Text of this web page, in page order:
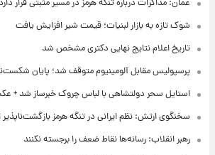
عمان: مذاکرات درباره تنگه هرمز در مسیر مثبتی قرار
شوک تازه به بازار لبنیات؛ قیمت شیر افزایش یافت
تاریخ اعلام نتایج نهایی دکتری مشخص شد
پرسپولیس مقابل آلومینیوم متوقف شد؛ پایان
استایل سحر دولتشاهی با لباس چروک خبرساز شد +
سخنگوی ارتش: نظم ایرانی در تنگه هرمز
رهبر انقلاب: رسانه‌ها نقاط ضعف را برجسته نکنند